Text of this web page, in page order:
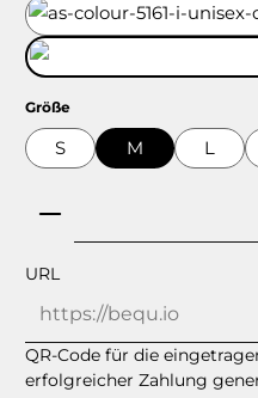
Größeauswählen
S M L
Produkt Anzahl:
URL
QR-Code für die
erfolgreicher Zahlung